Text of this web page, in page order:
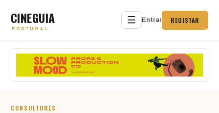
CINEGUIA
PORTUGAL
☰ Entrar REGISTAR
CONSULTORES